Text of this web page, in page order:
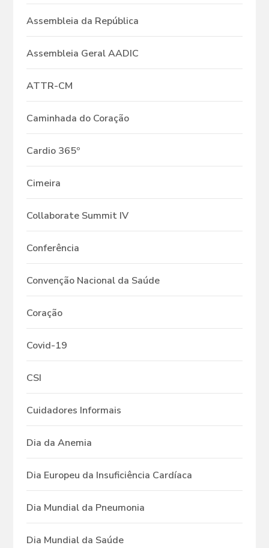
Assembleia da República
Assembleia Geral AADIC
ATTR-CM
Caminhada do Coração
Cardio 365º
Cimeira
Collaborate Summit IV
Conferência
Convenção Nacional da Saúde
Coração
Covid-19
CSI
Cuidadores Informais
Dia da Anemia
Dia Europeu da Insuficiência Cardíaca
Dia Mundial da Pneumonia
Dia Mundial da Saúde